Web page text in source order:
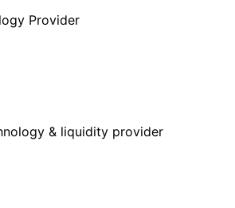
Provider
& liquidity provider